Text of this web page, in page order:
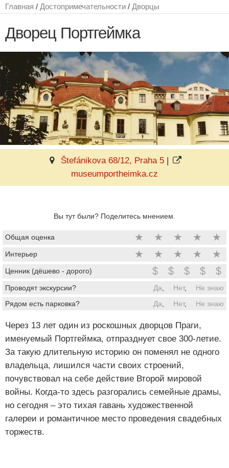
Главная / Достопримечательности / Дворцы
Дворец Портгеймка
Štefánikova 68/12, Praha 5|
museumportheimka.cz
Вы тут были? Поделитесь мнением.
Общая оценка ★ ★ ★ ★ ★
Интерьер ★ ★ ★ ★ ★
Ценник (дёшево - дорого) $ $ $ $ $
Проводят экскурсии? Да Нет,
Не знаю
Рядом есть парковка?
Да Нет, Не знаю
Через 13 лет один из роскошных дворцов Праги,
именуемый Портгеймка, отпразднует свое 300-летие.
За такую длительную историю он поменял не одного
владельца, лишился части своих строений,
почувствовал на себе действие Второй мировой
войны. Когда-то здесь разгорались семейные драмы,
но сегодня – это тихая гавань художественной
галереи и романтичное место проведения свадебных
торжеств.